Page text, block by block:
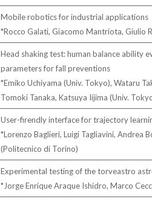
Mobile robotics for industrial applications
*Rocco Galati, Giacomo Mantriota, Giulio
Head shaking test: human balance ability
parameters for fall preventions
*Emiko Uchiyama (Univ. Tokyo), Wataru
Tomoki Tanaka, Katsuya Iijima (Univ.
User-firendly interface for trajectory
*Lorenzo Baglieri, Luigi Tagliavini, Andrea
(Politecnico di Torino)
Experimental testing of the torveastro
*Jorge Enrique Araque Ishidro, Marco